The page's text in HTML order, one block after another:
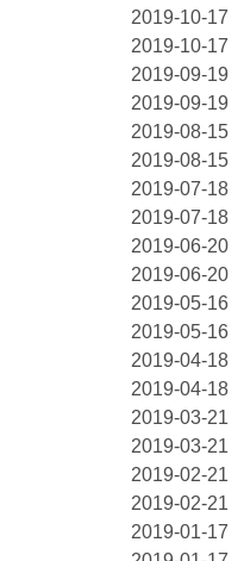
2019-10-17
2019-10-17
2019-09-19
2019-09-19
2019-08-15
2019-08-15
2019-07-18
2019-07-18
2019-06-20
2019-06-20
2019-05-16
2019-05-16
2019-04-18
2019-04-18
2019-03-21
2019-03-21
2019-02-21
2019-02-21
2019-01-17